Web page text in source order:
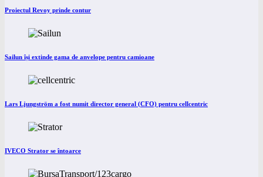
Proiectul Revoy prinde contur
Sailun își extinde gama de anvelope pentru camioane
Lars Ljungström a fost numit director general (CFO) pentru cellcentric
IVECO Strator se întoarce